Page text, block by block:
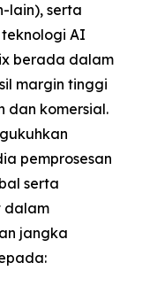
lain), serta
AI
berada dalam
margin tinggi
dan komersial.
pemprosesan
serta
dalam
jangka